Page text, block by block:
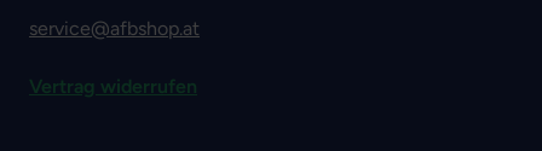
service@afbshop.at
Vertrag widerrufen